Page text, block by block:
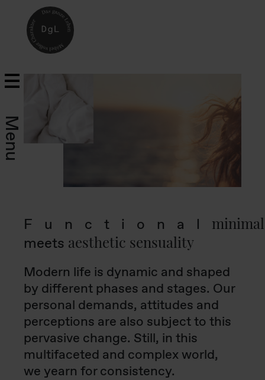
Menu
Functional
meets aesthetic sensuality
Modern life is dynamic and shaped
by different phases and stages. Our
personal demands, attitudes and
perceptions are also subject to this
pervasive change. Still, in this
multifaceted and complex world,
we yearn for consistency.